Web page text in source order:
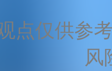
点仅供参
风